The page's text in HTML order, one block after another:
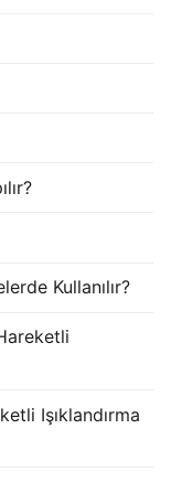
Kullanılır?
Işıklandırma